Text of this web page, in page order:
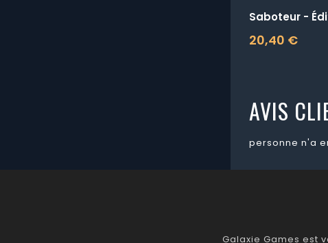
20,40 €
Prix
AVIS
personne n'a
Galaxie Games est